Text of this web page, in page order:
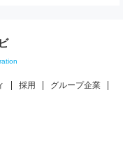
採用
グループ企業